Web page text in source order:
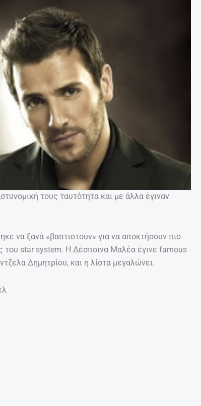
τους ταυτότητα και με άλλα έγιναν
να ξανά «βαπτιστούν» για να αποκτήσουν πιο
του star system. Η Δέσποινα Μαλέα έγινε famous
Δημητρίου, και η λίστα μεγαλώνει.